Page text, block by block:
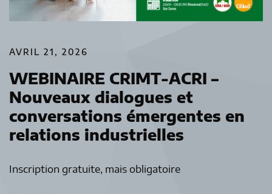
AVRIL 21, 2026
WEBINAIRE CRIMT-ACRI –
Nouveaux dialogues et
conversations émergentes en
relations industrielles
Inscription gratuite, mais obligatoire